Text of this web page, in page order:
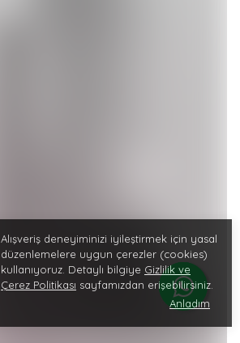
Alışveriş deneyiminizi iyileştirmek için yasal
düzenlemelere uygun çerezler (cookies)
kullanıyoruz. Detaylı bilgiye Gizlilik ve
Çerez Politikası sayfamızdan erişebilirsiniz.
Anladım